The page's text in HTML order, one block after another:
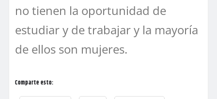
no tienen la oportunidad de
estudiar y de trabajar y la mayoría
de ellos son mujeres.
Comparte esto: